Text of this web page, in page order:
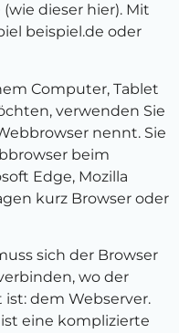
dieser hier). Mit
beispiel.de oder
Computer, Tablet
verwenden Sie
nennt. Sie
beim
Edge, Mozilla
kurz Browser oder
sich der Browser
wo der
dem Webserver.
eine komplizierte